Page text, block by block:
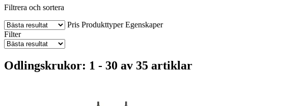
Filtrera och sortera
Pris Produkttyper Egenskaper
Filter
Odlingskrukor: 1 - 30 av 35 artiklar